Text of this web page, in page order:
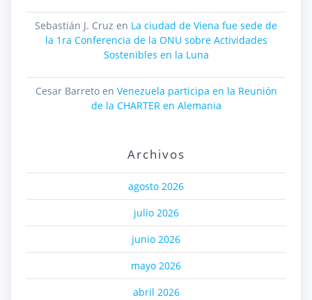
Sebastián J. Cruz en La ciudad de Viena fue sede de
la 1ra Conferencia de la ONU sobre Actividades
Sostenibles en la Luna
Cesar Barretoen Venezuela participa en la Reunión
de la CHARTER en Alemania
Archivos
agosto 2026
julio 2026
junio 2026
mayo 2026
abril 2026